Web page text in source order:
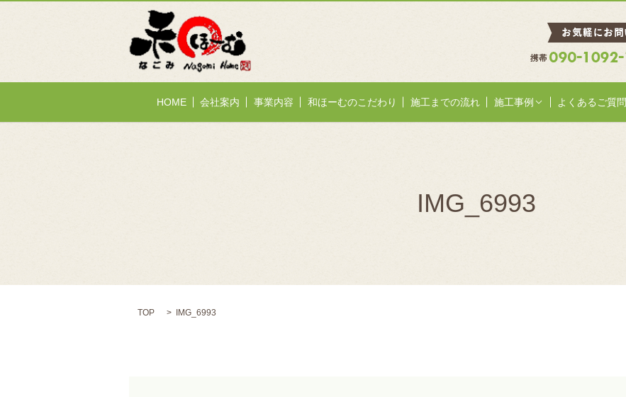
HOME 会社案内 事業内容 和ほーむのこだわり 施工までの流れ 施工事例 よくあるご質問
IMG_6993
TOP IMG_6993